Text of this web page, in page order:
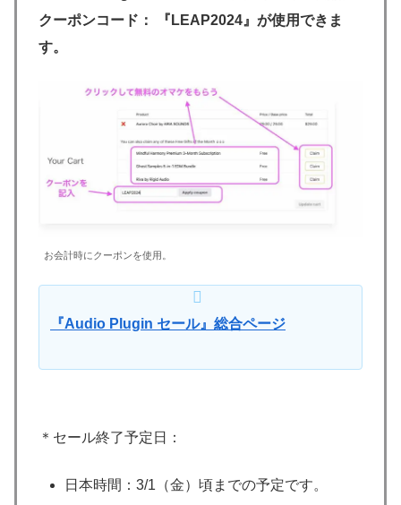
クーポンコード： 『LEAP2024』が使用できま
す。
お会計時にクーポンを使用。
『Audio Plugin セール』総合ページ
＊セール終了予定日：
日本時間：3/1（金）頃までの予定です。